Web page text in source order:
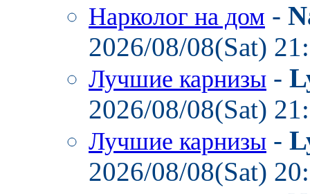
Нарколог на дом -
2026/08/08(Sat)
Лучшие карнизы -
2026/08/08(Sat)
Лучшие карнизы -
2026/08/08(Sat)